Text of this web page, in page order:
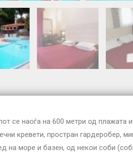
се наоѓа на 600 метри од
кревети, простран гардеробер,
на море и базен, од некои соби